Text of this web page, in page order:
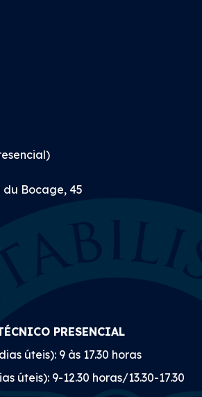
Bocage, 45
PRESENCIAL
úteis): 9 às 17.30 horas
úteis): 9-12.30 horas/13.30-17.30